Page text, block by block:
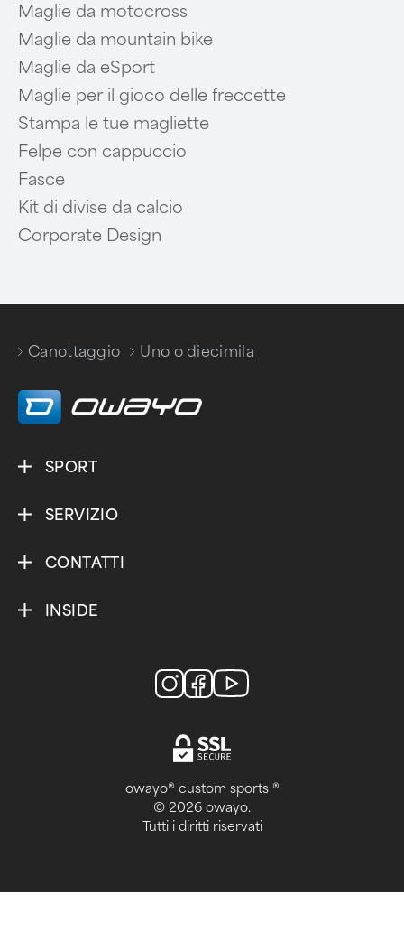
Maglie da motocross
Maglie da mountain bike
Maglie da eSport
Maglie per il gioco delle freccette
Stampa le tue magliette
Felpe con cappuccio
Fasce
Kit di divise da calcio
Corporate Design
Canottaggio
Uno o diecimila
SPORT
SERVIZIO
CONTATTI
INSIDE
owayo® custom sports ®
© 2026 owayo.
Tutti i diritti riservati